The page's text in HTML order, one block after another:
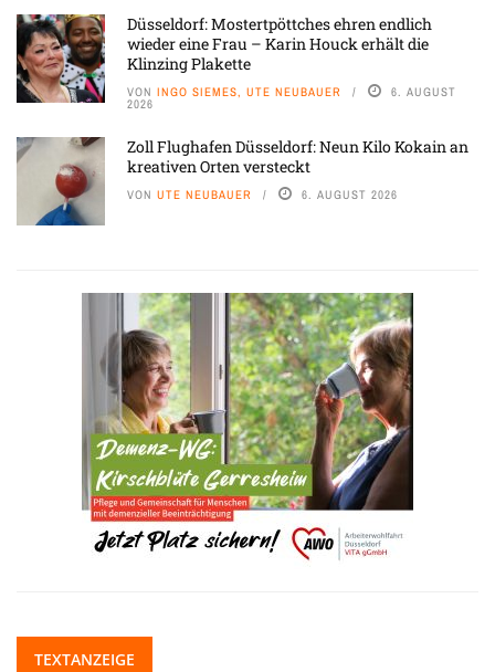
Düsseldorf: Mostertpöttches ehren endlich
wieder eine Frau – Karin Houck erhält die
Klinzing Plakette
VON INGO SIEMES, UTE NEUBAUER 6. AUGUST
2026
Zoll Flughafen Düsseldorf: Neun Kilo Kokain an
kreativen Orten versteckt
VON UTE NEUBAUER 6. AUGUST 2026
TEXTANZEIGE